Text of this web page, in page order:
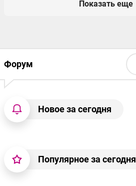
Показать еще
Форум
Новое за сегодня
Популярное за сегодня